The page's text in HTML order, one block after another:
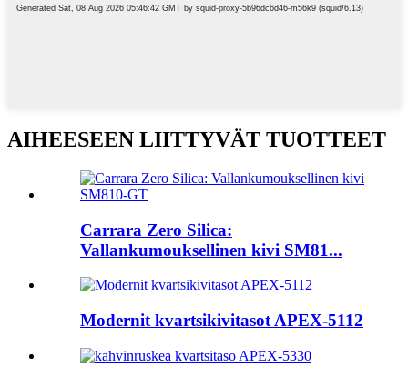
AIHEESEEN LIITTYVÄT TUOTTEET
Carrara Zero Silica:
Vallankumouksellinen kivi SM81...
Modernit kvartsikivitasot APEX-5112